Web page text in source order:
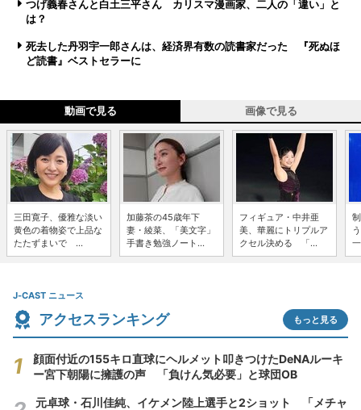
つげ義春さんと白土三平さん カリスマ漫画家、二人の「違い」と
は？
死去した丹羽宇一郎さんは、経済界有数の読書家だった 『死ぬほ
ど読書』ベストセラーに
動画で見る 画像で見る
三田寛子、優雅な淡い
黄色の着物姿で上品な
たたずまいで ...
加藤茶の45歳年下
妻・綾菜、「美文字」
手書き勉強ノート...
フィギュア・中井亜
美、華麗にトリプルア
クセル決める 「...
J-CAST ニュース
アクセスランキング もっと見る
顔面付近の155キロ直球にヘルメット叩きつけたDeNAルーキ
ー宮下朝陽に擁護の声 「負けん気必要」と球団OB
元卓球・石川佳純、イケメン陸上選手と2ショット 「メチャ